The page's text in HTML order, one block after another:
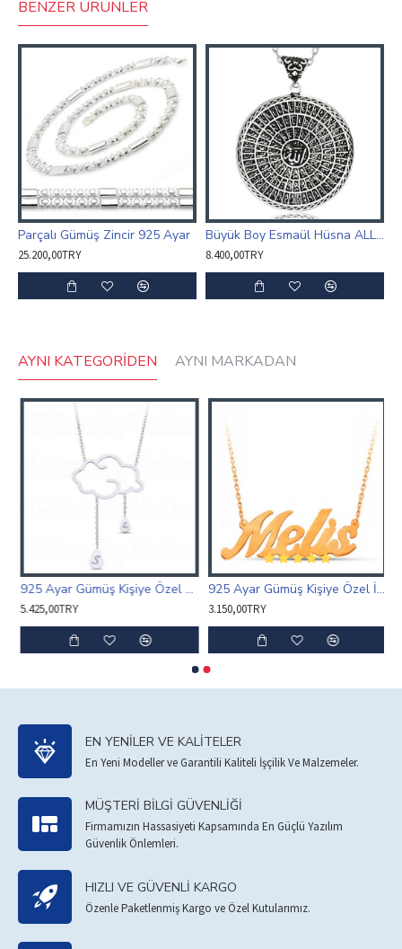
BENZER ÜRÜNLER
Parçalı Gümüş Zincir 925 Ayar
25.200,00TRY
Büyük Boy Esmaül Hüsna ALLAH'In 99 İsmi Kolye 925 Ayar
8.400,00TRY
AYNI KATEGORIDEN AYNI MARKADAN
925 Ayar Gümüş Kişiye Özel Harfli Bulut ve Yağmur Damlaları Kolye
5.425,00TRY
925 Ayar Gümüş Kişiye Özel İsim Kolye Popüler
3.150,00TRY
EN YENILER VE KALITELER
En Yeni Modeller ve Garantili Kaliteli İşçilik Ve Malzemeler.
MÜŞTERI BILGI GÜVENLIĞI
Firmamızın Hassasiyeti Kapsamında En Güçlü Yazılım
Güvenlik Önlemleri.
HIZLI VE GÜVENLI KARGO
Özenle Paketlenmiş Kargo ve Özel Kutularımız.